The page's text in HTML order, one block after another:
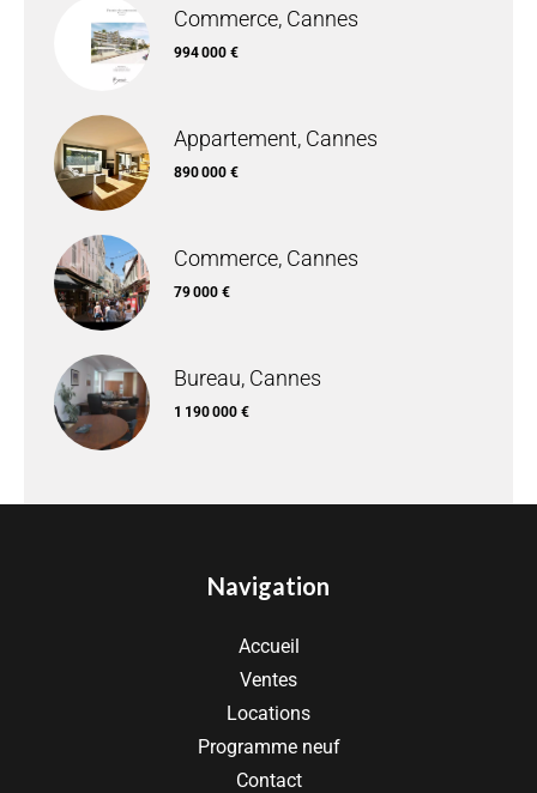
Commerce, Cannes
994 000 €
Appartement, Cannes
890 000 €
Commerce, Cannes
79 000 €
Bureau, Cannes
1 190 000 €
Navigation
Accueil
Ventes
Locations
Programme neuf
Contact